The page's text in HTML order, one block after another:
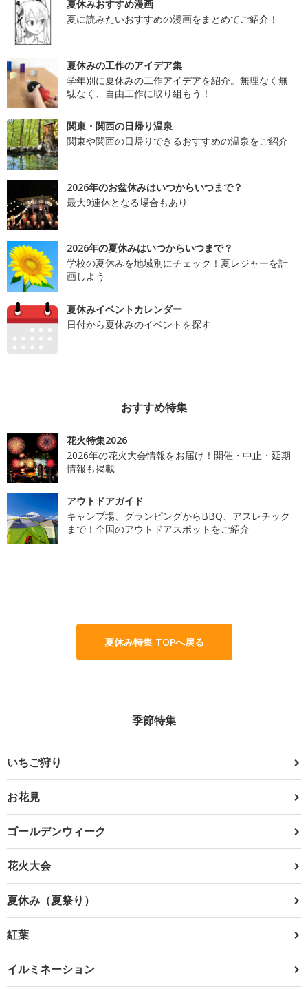
夏休みおすすめ漫画
夏に読みたいおすすめの漫画をまとめてご紹介！
夏休みの工作のアイデア集
学年別に夏休みの工作アイデアを紹介。無理なく無
駄なく、自由工作に取り組もう！
関東・関西の日帰り温泉
関東や関西の日帰りできるおすすめの温泉をご紹介
2026年のお盆休みはいつからいつまで？
最大9連休となる場合もあり
2026年の夏休みはいつからいつまで？
学校の夏休みを地域別にチェック！夏レジャーを計
画しよう
夏休みイベントカレンダー
日付から夏休みのイベントを探す
おすすめ特集
花火特集2026
2026年の花火大会情報をお届け！開催・中止・延期
情報も掲載
アウトドアガイド
キャンプ場、グランピングからBBQ、アスレチック
まで！全国のアウトドアスポットをご紹介
夏休み特集 TOPへ戻る
季節特集
いちご狩り
お花見
ゴールデンウィーク
花火大会
夏休み（夏祭り）
紅葉
イルミネーション